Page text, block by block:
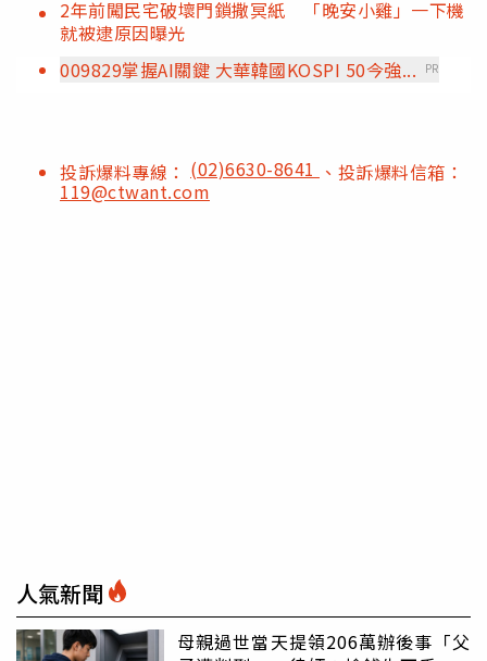
2年前闖民宅破壞門鎖撒冥紙 「晚安小雞」一下機
就被逮原因曝光
009829掌握AI關鍵 大華韓國KOSPI 50今強...
PR
投訴爆料專線： (02)6630-8641 、投訴爆料信箱：
119@ctwant.com
人氣新聞
母親過世當天提領206萬辦後事「父